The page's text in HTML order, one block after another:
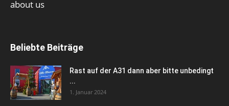
about us
Beliebte Beiträge
Rast auf der A31 dann aber bitte unbedingt
...
1. Januar 2024